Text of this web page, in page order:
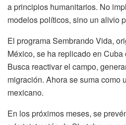
a principios humanitarios. No
modelos políticos, sino un alivio
El programa Sembrando Vida,
México, se ha replicado en
Busca reactivar el campo,
migración. Ahora se suma como
mexicano.
En los próximos meses, se